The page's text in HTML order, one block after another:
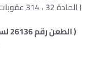
( المادة 32 ، 314 عقوبات )